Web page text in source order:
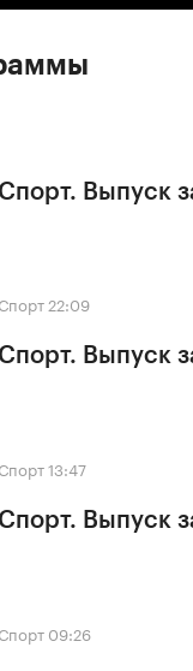
Спорт. Выпуск
Спорт 22:09
Спорт. Выпуск
Спорт13:47
Спорт. Выпуск
Спорт 09:26